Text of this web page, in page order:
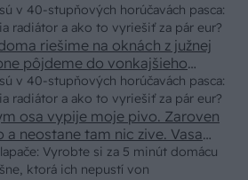
v 40-stupňových horúčavách pasca:
radiátor a ako to vyriešiť za pár eur?
v 40-stupňových horúčavách pasca:
radiátor a ako to vyriešiť za pár eur?
riešime na oknách z južnej
pôjdeme do vonkajšieho
250x150cm. Čínsky
100 eur kus.
Vyrobte si za 5 minút domácu
ktorá ich nepustí von
osa vypije moje pivo. Zaroven
a neostane tam nic zive. Vasa
Skor pritiahne slimaky